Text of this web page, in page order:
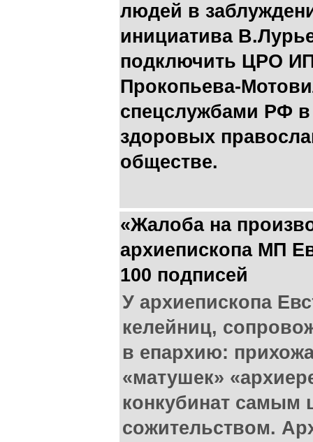
людей в
инициатива
подключить ЦРО
Прокопьева-
спецслужбами РФ в
здоровых
обществе.
«Жалоба на
архиепископа МП
100 подписей
У архиепископа
келейниц,
в епархию:
«матушек»
конкубинат самым
сожительством.